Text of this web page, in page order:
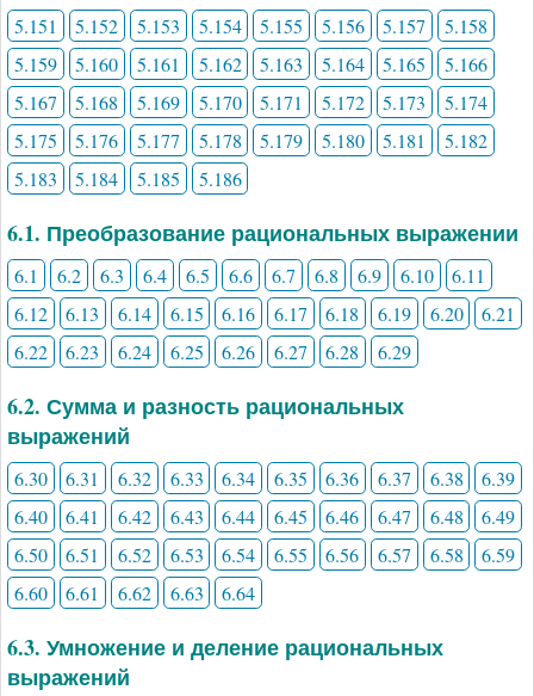
5.151 5.152 5.153 5.154 5.155 5.156 5.157
5.158
5.159
5.160 5.161 5.162 5.163 5.164 5.165
5.166
5.167
5.168 5.169 5.170 5.171 5.172 5.173
5.174
5.175
5.176 5.177 5.178 5.179 5.180 5.181
5.182
5.183
5.184 5.185 5.186
6.1. Преобразование рациональных выражении
6.1 6.2 6.3 6.4 6.5 6.6 6.7 6.8 6.9 6.10
6.11
6.12
6.13 6.14 6.15 6.16 6.17 6.18 6.19 6.20
6.21
6.22
6.23 6.24 6.25 6.26 6.27 6.28 6.29
6.2. Сумма и разность рациональных
выражений
6.30 6.31 6.32 6.33 6.34 6.35 6.36 6.37 6.38
6.39
6.40
6.41 6.42 6.43 6.44 6.45 6.46 6.47 6.48
6.49
6.50
6.51 6.52 6.53 6.54 6.55 6.56 6.57 6.58
6.59
6.60
6.61 6.62 6.63 6.64
6.3. Умножение и деление рациональных
выражений